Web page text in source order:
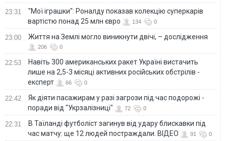
23:31
"Мої іграшки": Роналду показав колекцію суперкарів
вартістю понад 25 млн євро
134 0
23:00 Життя на Землі могло виникнути двічі, – дослідження
206 0
22:53
Навіть 300 американських ракет Україні вистачить
лише на 2,5-3 місяці активних російських обстрілів -
експерт
66 0
22:42
Як діяти пасажирам у разі загрози під час подорожі -
поради від "Укрзалізниці"
72 0
22:31
В Таїланді футболіст загинув від удару блискавки під
час матчу: ще 12 людей постраждали. ВІДЕО
91 0